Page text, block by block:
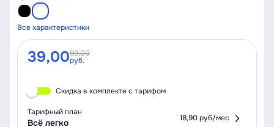
Все характеристики
39,0099,00
руб.
Скидка в комплекте с тарифом
Тарифный план
Всё легко 18,90 руб/мес